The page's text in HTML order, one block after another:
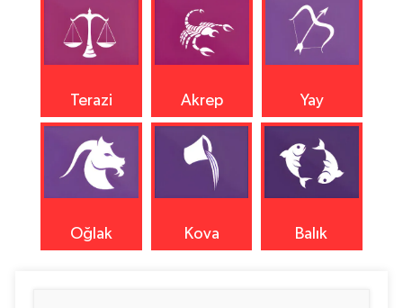
Terazi Akrep Yay
Oğlak Kova Balık